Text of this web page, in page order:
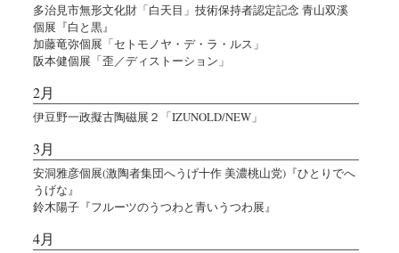
多治見市無形文化財「白天目」技術保持者認定記念 青山双溪
個展『白と黒』
加藤竜弥個展「セトモノヤ・デ・ラ・ルス」
阪本健個展「歪／ディストーション」
2月
伊豆野一政擬古陶磁展２「IZUNOLD/NEW」
3月
安洞雅彦個展(激陶者集団へうげ十作 美濃桃山党)『ひとりでへ
うげな』
鈴木陽子『フルーツのうつわと青いうつわ展』
4月